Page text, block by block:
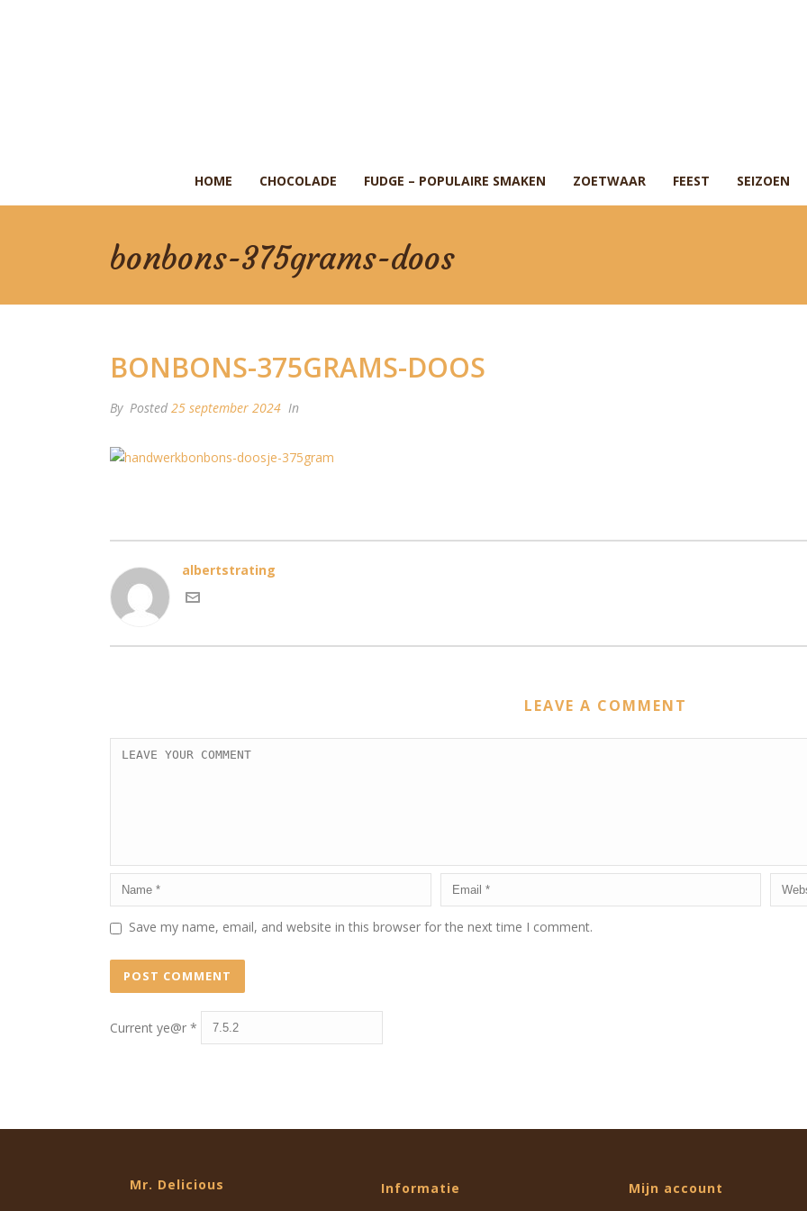
HOME CHOCOLADE FUDGE – POPULAIRE SMAKEN ZOETWAAR FEEST SEIZOEN
bonbons-375grams-doos
BONBONS-375GRAMS-DOOS
By Posted 25 september 2024 In
albertstrating
LEAVE A COMMENT
Save my name, email, and website in this browser for the next time I comment.
Current ye@r *
Mr. Delicious
Informatie Mijn account